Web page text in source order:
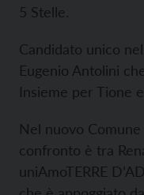
5 Stelle.
Candidato unico
Eugenio Antolini
Insieme per Tione
Nel nuovo Comune
confronto è tra
uniAmoTERRE